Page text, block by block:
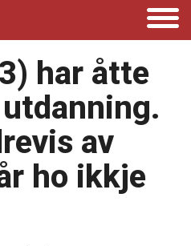
har åtte
av
ho ikkje